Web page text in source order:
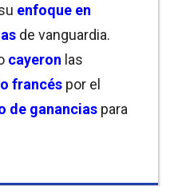
enfoque en
de vanguardia.
cayeron las
francés por el
de ganancias para